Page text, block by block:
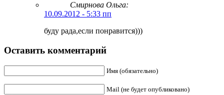
Смирнова Ольга:
10.09.2012 - 5:33 пп
буду рада,если понравится)))
Оставить комментарий
Имя (обязательно)
Mail (не будет опубликовано)